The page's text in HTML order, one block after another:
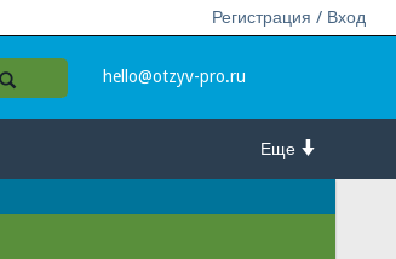
Регистрация / Вход
hello@otzyv-pro.ru
Еще